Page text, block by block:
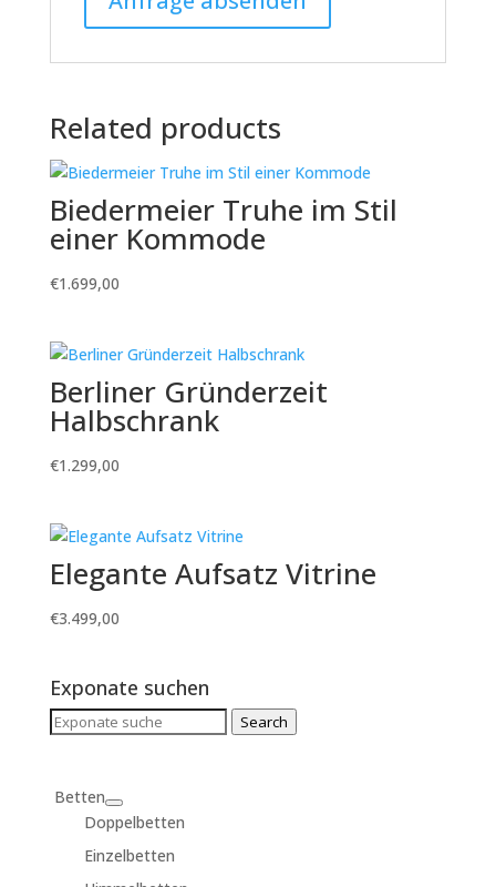
Related products
Biedermeier Truhe im Stil
einer Kommode
€1.699,00
Berliner Gründerzeit
Halbschrank
€1.299,00
Elegante Aufsatz Vitrine
€3.499,00
Exponate suchen
Search
Search
Betten
Doppelbetten
Einzelbetten